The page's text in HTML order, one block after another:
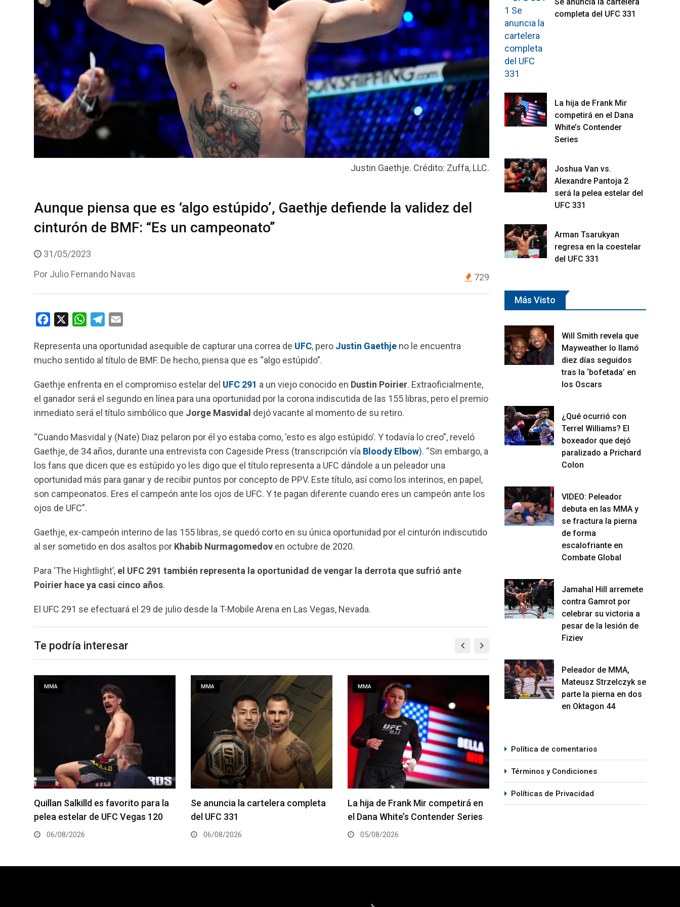
Justin Gaethje. Crédito: Zuffa, LLC.
Aunque piensa que es ‘algo estúpido’, Gaethje defiende la validez del
cinturón de BMF: “Es un campeonato”
31/05/2023
Por Julio Fernando Navas 729
c
e
o
o
k
W
a
t
A
p
p
l
e
r
a
m
a
i
Representa una oportunidad asequible de capturar una correa de UFC, pero Justin Gaethje no le encuentra
mucho sentido al título de BMF. De hecho, piensa que es “algo estúpido”.
Gaethje enfrenta en el compromiso estelar del UFC 291 a un viejo conocido en Dustin Poirier. Extraoficialmente,
el ganador será el segundo en línea para una oportunidad por la corona indiscutida de las 155 libras, pero el premio
inmediato será el título simbólico que Jorge Masvidal dejó vacante al momento de su retiro.
“Cuando Masvidal y (Nate) Diaz pelaron por él yo estaba como, ‘esto es algo estúpido’. Y todavía lo creo”, reveló
Gaethje, de 34 años, durante una entrevista con Cageside Press (transcripción vía Bloody Elbow). “Sin embargo, a
los fans que dicen que es estúpido yo les digo que el título representa a UFC dándole a un peleador una
oportunidad más para ganar y de recibir puntos por concepto de PPV. Este título, así como los interinos, en papel,
son campeonatos. Eres el campeón ante los ojos de UFC. Y te pagan diferente cuando eres un campeón ante los
ojos de UFC”.
Gaethje, ex-campeón interino de las 155 libras, se quedó corto en su única oportunidad por el cinturón indiscutido
al ser sometido en dos asaltos por Khabib Nurmagomedov en octubre de 2020.
Para ‘The Hightlight’, el UFC 291 también representa la oportunidad de vengar la derrota que sufrió ante
Poirier hace ya casi cinco años.
El UFC 291 se efectuará el 29 de julio desde la T-Mobile Arena en Las Vegas, Nevada.
Te podría interesar
MMA
Se anuncia la cartelera completa
del UFC 331
06/08/2026
MMA
La hija de Frank Mir competirá en
el Dana White’s Contender Series
05/08/2026
MMA
Joshua Van vs. Alexandre Pantoja
2 será la pelea estelar del UFC 331
05/08/2026
MMA
Arman Tsarukyan regresa en la
completa del UFC 331
La hija de Frank Mir
competirá en el Dana
White’s Contender
Series
Joshua Van vs.
Alexandre Pantoja 2
será la pelea estelar del
UFC 331
Arman Tsarukyan
regresa en la coestelar
del UFC 331
Más Visto
Will Smith revela que
Mayweather lo llamó
diez días seguidos
tras la ‘bofetada’ en
los Oscars
¿Qué ocurrió con
Terrel Williams? El
boxeador que dejó
paralizado a Prichard
Colon
VIDEO: Peleador
debuta en las MMA y
se fractura la pierna
de forma
escalofriante en
Combate Global
Jamahal Hill arremete
contra Gamrot por
celebrar su victoria a
pesar de la lesión de
Fiziev
Peleador de MMA,
Mateusz Strzelczyk se
parte la pierna en dos
en Oktagon 44
Política de comentarios
Términos y Condiciones
Políticas de Privacidad